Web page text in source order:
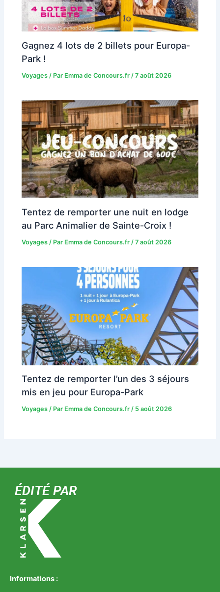
Gagnez 4 lots de 2 billets pour Europa-
Park !
Voyages / Par Emma de Concours.fr /7 août 2026
Tentez de remporter une nuit en lodge
au Parc Animalier de Sainte-Croix !
Voyages / Par Emma de Concours.fr /7 août 2026
Tentez de remporter l’un des 3 séjours
mis en jeu pour Europa-Park
Voyages / Par Emma de Concours.fr/ 5 août 2026
ÉDITÉ PAR
Informations :